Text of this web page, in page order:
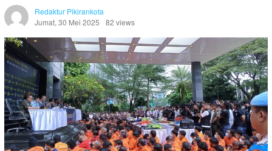
Redaktur Pikirankota
Jumat, 30 Mei 2025
82 views